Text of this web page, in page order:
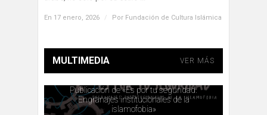
En 17 enero, 2026 / Por Fundación de Cultura Islámica
MULTIMEDIA VER MÁS
Publicación de «Es por tu seguridad.
Engranajes institucionales de la
islamofobia»